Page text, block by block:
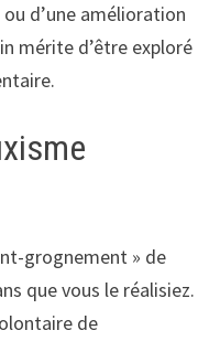
d’une amélioration
mérite d’être exploré
grognement » de
que vous le réalisiez.
de